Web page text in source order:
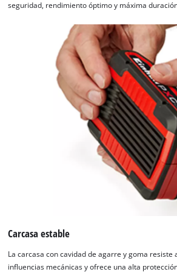
seguridad, rendimiento óptimo y máxima
Carcasa estable
La carcasa con cavidad de agarre y goma resiste
influencias mecánicas y ofrece una alta